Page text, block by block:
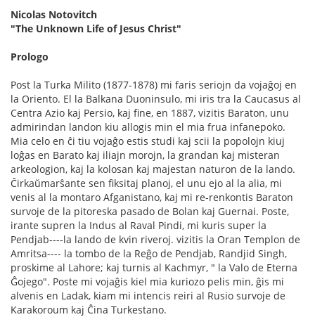
Nicolas Notovitch
"The Unknown Life of Jesus Christ"
Prologo
Post la Turka Milito (1877-1878) mi faris seriojn da vojaĝoj en
la Oriento. El la Balkana Duoninsulo, mi iris tra la Caucasus al
Centra Azio kaj Persio, kaj fine, en 1887, vizitis Baraton, unu
admirindan landon kiu allogis min el mia frua infanepoko.
Mia celo en ĉi tiu vojaĝo estis studi kaj scii la popolojn kiuj
loĝas en Barato kaj iliajn morojn, la grandan kaj misteran
arkeologion, kaj la kolosan kaj majestan naturon de la lando.
Ĉirkaŭmarŝante sen fiksitaj planoj, el unu ejo al la alia, mi
venis al la montaro Afganistano, kaj mi re-renkontis Baraton
survoje de la pitoreska pasado de Bolan kaj Guernai. Poste,
irante supren la Indus al Raval Pindi, mi kuris super la
Pendjab----la lando de kvin riveroj. vizitis la Oran Templon de
Amritsa---- la tombo de la Reĝo de Pendjab, Randjid Singh,
proskime al Lahore; kaj turnis al Kachmyr, " la Valo de Eterna
Ĝojego". Poste mi vojaĝis kiel mia kuriozo pelis min, ĝis mi
alvenis en Ladak, kiam mi intencis reiri al Rusio survoje de
Karakoroum kaj Ĉina Turkestano.